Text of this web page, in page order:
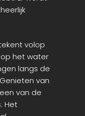
volop
het water
langs de
van
van de
Het